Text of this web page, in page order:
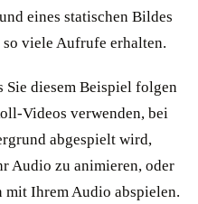
eines statischen Bildes
viele Aufrufe erhalten.
Sie diesem Beispiel folgen
Videos verwenden, bei
abgespielt wird,
Audio zu animieren, oder
Ihrem Audio abspielen.